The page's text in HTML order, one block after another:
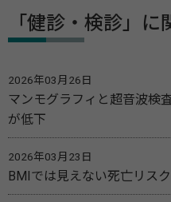
「健診・検診」
2026年03月26日
マンモグラフィと超音波検
が低下
2026年03月23日
BMIでは見えない死亡リス